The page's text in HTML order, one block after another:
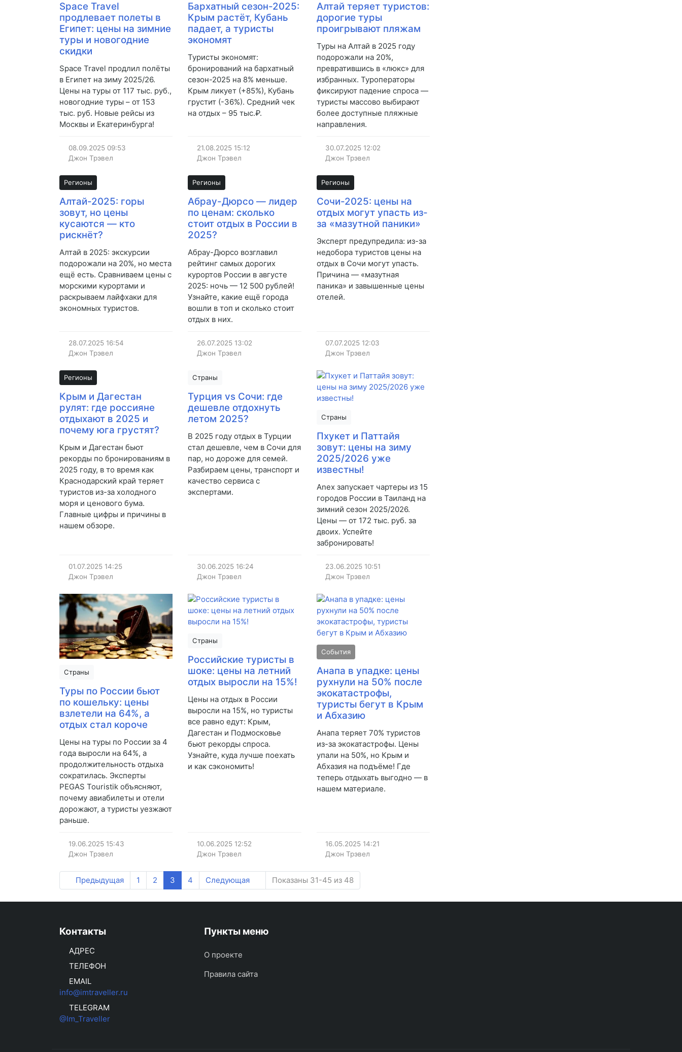
Space Travel
продлевает полеты в
Египет: цены на зимние
туры и новогодние
скидки
Space Travel продлил полёты
в Египет на зиму 2025/26.
Цены на туры от 117 тыс. руб.,
новогодние туры – от 153
тыс. руб. Новые рейсы из
Москвы и Екатеринбурга!
08.09.2025 09:53
Джон Трэвел
Бархатный сезон-2025:
Крым растёт, Кубань
падает, а туристы
экономят
Туристы экономят:
бронирований на бархатный
сезон-2025 на 8% меньше.
Крым ликует (+85%), Кубань
грустит (-36%). Средний чек
на отдых – 95 тыс.₽.
21.08.2025 15:12
Джон Трэвел
Алтай теряет туристов:
дорогие туры
проигрывают пляжам
Туры на Алтай в 2025 году
подорожали на 20%,
превратившись в «люкс» для
избранных. Туроператоры
фиксируют падение спроса —
туристы массово выбирают
более доступные пляжные
направления.
30.07.2025 12:02
Джон Трэвел
Регионы
Алтай-2025: горы
зовут, но цены
кусаются — кто
рискнёт?
Алтай в 2025: экскурсии
подорожали на 20%, но места
ещё есть. Сравниваем цены с
морскими курортами и
раскрываем лайфхаки для
экономных туристов.
28.07.2025 16:54
Джон Трэвел
Регионы
Абрау-Дюрсо — лидер
по ценам: сколько
стоит отдых в России в
2025?
Абрау-Дюрсо возглавил
рейтинг самых дорогих
курортов России в августе
2025: ночь — 12 500 рублей!
Узнайте, какие ещё города
вошли в топ и сколько стоит
отдых в них.
26.07.2025 13:02
Джон Трэвел
Регионы
Сочи-2025: цены на
отдых могут упасть из-
за «мазутной паники»
Эксперт предупредила: из-за
недобора туристов цены на
отдых в Сочи могут упасть.
Причина — «мазутная
паника» и завышенные цены
отелей.
07.07.2025 12:03
Джон Трэвел
Регионы
Крым и Дагестан
рулят: где россияне
отдыхают в 2025 и
почему юга грустят?
Крым и Дагестан бьют
рекорды по бронированиям в
2025 году, в то время как
Краснодарский край теряет
туристов из-за холодного
моря и ценового бума.
Главные цифры и причины в
нашем обзоре.
01.07.2025 14:25
Джон Трэвел
Страны
Турция vs Сочи: где
дешевле отдохнуть
летом 2025?
В 2025 году отдых в Турции
стал дешевле, чем в Сочи для
пар, но дороже для семей.
Разбираем цены, транспорт и
качество сервиса с
экспертами.
30.06.2025 16:24
Джон Трэвел
Страны
Пхукет и Паттайя
зовут: цены на зиму
2025/2026 уже
известны!
Anex запускает чартеры из 15
городов России в Таиланд на
зимний сезон 2025/2026.
Цены — от 172 тыс. руб. за
двоих. Успейте
забронировать!
23.06.2025 10:51
Джон Трэвел
Страны
Туры по России бьют
по кошельку: цены
взлетели на 64%, а
отдых стал короче
Цены на туры по России за 4
года выросли на 64%, а
продолжительность отдыха
сократилась. Эксперты
PEGAS Touristik объясняют,
почему авиабилеты и отели
дорожают, а туристы уезжают
раньше.
19.06.2025 15:43
Джон Трэвел
Страны
Российские туристы в
шоке: цены на летний
отдых выросли на 15%!
Цены на отдых в России
выросли на 15%, но туристы
все равно едут: Крым,
Дагестан и Подмосковье
бьют рекорды спроса.
Узнайте, куда лучше поехать
и как сэкономить!
10.06.2025 12:52
Джон Трэвел
События
Анапа в упадке: цены
рухнули на 50% после
экокатастрофы,
туристы бегут в Крым
и Абхазию
Анапа теряет 70% туристов
из-за экокатастрофы. Цены
упали на 50%, но Крым и
Абхазия на подъёме! Где
теперь отдыхать выгодно — в
нашем материале.
16.05.2025 14:21
Джон Трэвел
Предыдущая 1 2 3 4 Следующая Показаны 31-45 из 48
Контакты
АДРЕС
ТЕЛЕФОН
EMAIL
info@imtraveller.ru
TELEGRAM
@Im_Traveller
Пункты меню
О проекте
Правила сайта